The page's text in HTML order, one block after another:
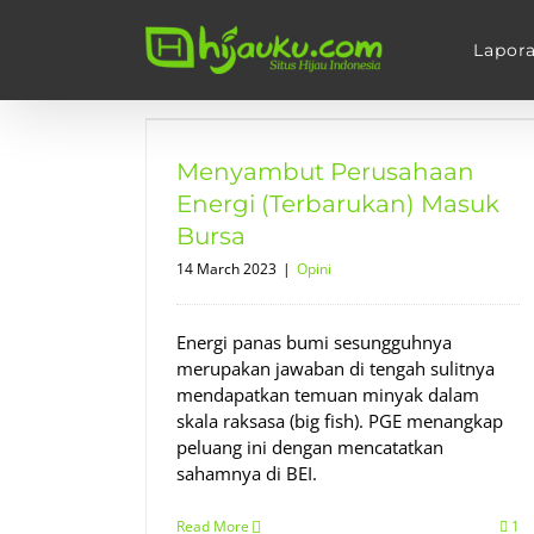
Menyambut Perusahaan
Energi (Terbarukan) Masuk
Bursa
14 March 2023 | Opini
Energi panas bumi sesungguhnya
merupakan jawaban di tengah sulitnya
mendapatkan temuan minyak dalam
skala raksasa (big fish). PGE menangkap
peluang ini dengan mencatatkan
sahamnya di BEI.
Read More 1